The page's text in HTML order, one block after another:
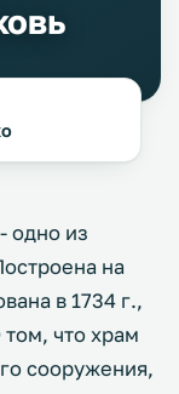
одно из
на
в 1734 г.,
что храм
сооружения,